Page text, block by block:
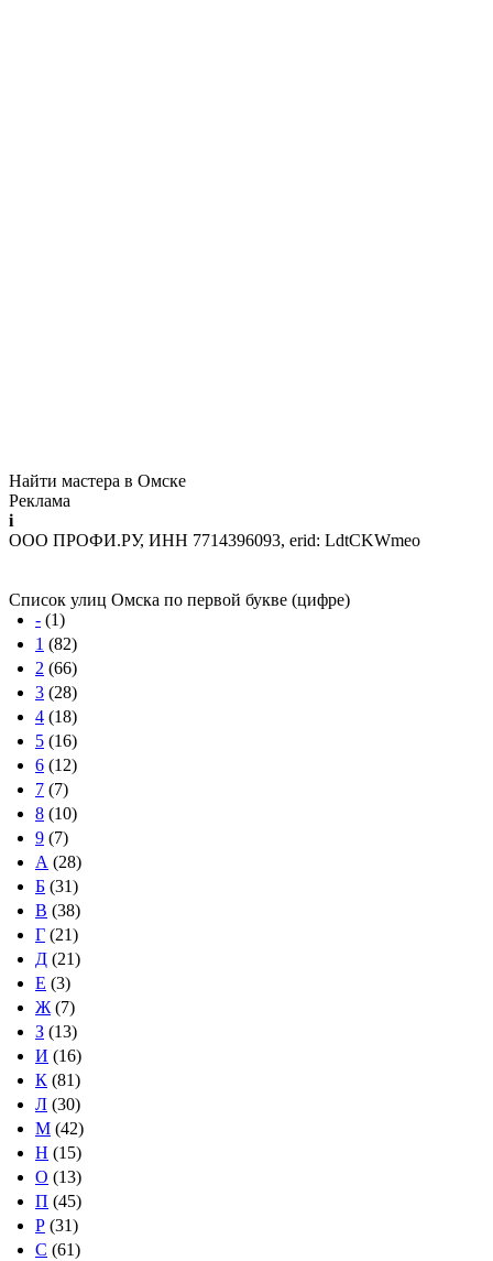
Найти мастера в Омске
Реклама
i
ООО ПРОФИ.РУ, ИНН 7714396093, erid: LdtCKWmeo
Список улиц Омска по первой букве (цифре)
- (1)
1 (82)
2 (66)
3 (28)
4 (18)
5 (16)
6 (12)
7 (7)
8 (10)
9 (7)
А (28)
Б (31)
В (38)
Г (21)
Д (21)
Е (3)
Ж (7)
З (13)
И (16)
К (81)
Л (30)
М (42)
Н (15)
О (13)
П (45)
Р (31)
С (61)